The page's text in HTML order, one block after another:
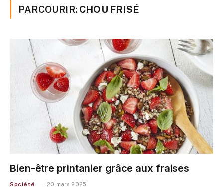
PARCOURIR: CHOU FRISÉ
Bien-être printanier grâce aux fraises
Société 20 mars 2025